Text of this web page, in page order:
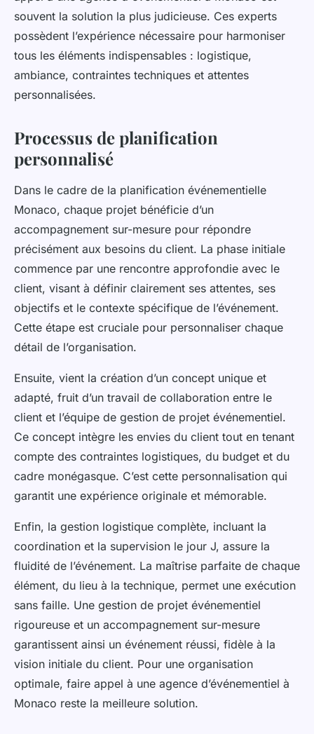
souvent la solution la plus judicieuse. Ces experts
possèdent l’expérience nécessaire pour harmoniser
tous les éléments indispensables : logistique,
ambiance, contraintes techniques et attentes
personnalisées.
Processus de planification
personnalisé
Dans le cadre de la planification événementielle
Monaco, chaque projet bénéficie d’un
accompagnement sur-mesure pour répondre
précisément aux besoins du client. La phase initiale
commence par une rencontre approfondie avec le
client, visant à définir clairement ses attentes, ses
objectifs et le contexte spécifique de l’événement.
Cette étape est cruciale pour personnaliser chaque
détail de l’organisation.
Ensuite, vient la création d’un concept unique et
adapté, fruit d’un travail de collaboration entre le
client et l’équipe de gestion de projet événementiel.
Ce concept intègre les envies du client tout en tenant
compte des contraintes logistiques, du budget et du
cadre monégasque. C’est cette personnalisation qui
garantit une expérience originale et mémorable.
Enfin, la gestion logistique complète, incluant la
coordination et la supervision le jour J, assure la
fluidité de l’événement. La maîtrise parfaite de chaque
élément, du lieu à la technique, permet une exécution
sans faille. Une gestion de projet événementiel
rigoureuse et un accompagnement sur-mesure
garantissent ainsi un événement réussi, fidèle à la
vision initiale du client. Pour une organisation
optimale, faire appel à une agence d’événementiel à
Monaco reste la meilleure solution.